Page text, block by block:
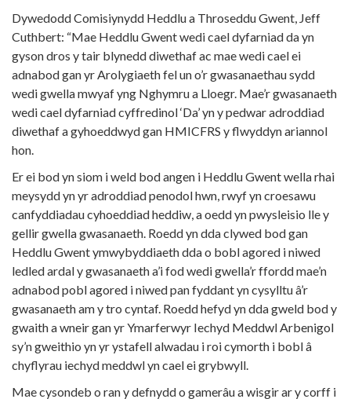
Dywedodd Comisiynydd Heddlu a Throseddu Gwent, Jeff
Cuthbert: “Mae Heddlu Gwent wedi cael dyfarniad da yn
gyson dros y tair blynedd diwethaf ac mae wedi cael ei
adnabod gan yr Arolygiaeth fel un o’r gwasanaethau sydd
wedi gwella mwyaf yng Nghymru a Lloegr. Mae’r gwasanaeth
wedi cael dyfarniad cyffredinol ‘Da’ yn y pedwar adroddiad
diwethaf a gyhoeddwyd gan HMICFRS y flwyddyn ariannol
hon.
Er ei bod yn siom i weld bod angen i Heddlu Gwent wella rhai
meysydd yn yr adroddiad penodol hwn, rwyf yn croesawu
canfyddiadau cyhoeddiad heddiw, a oedd yn pwysleisio lle y
gellir gwella gwasanaeth. Roedd yn dda clywed bod gan
Heddlu Gwent ymwybyddiaeth dda o bobl agored i niwed
ledled ardal y gwasanaeth a’i fod wedi gwella’r ffordd mae’n
adnabod pobl agored i niwed pan fyddant yn cysylltu â’r
gwasanaeth am y tro cyntaf. Roedd hefyd yn dda gweld bod y
gwaith a wneir gan yr Ymarferwyr Iechyd Meddwl Arbenigol
sy’n gweithio yn yr ystafell alwadau i roi cymorth i bobl â
chyflyrau iechyd meddwl yn cael ei grybwyll.
Mae cysondeb o ran y defnydd o gamerâu a wisgir ar y corff i